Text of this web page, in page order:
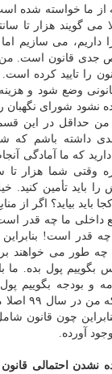
ما خواسته شده است
داریم، می سازیم
جدی قانون است.
را تایید کرده
وضع شود و
نشود شورای نگهبان
حداقل در این
داشته باشم که
که ما آمادگی
را باید تأمین کنید.
باید بیاید؟ اگر از
داخلی ما چه قدر
سانتریفیوژ آی آر ۶ چه قدر
طور می خواهند
بگوییم پول بده. ما
و بودجه بگوییم
بودجه هم می
چون قانون
آورده.
نشدن احتمالی